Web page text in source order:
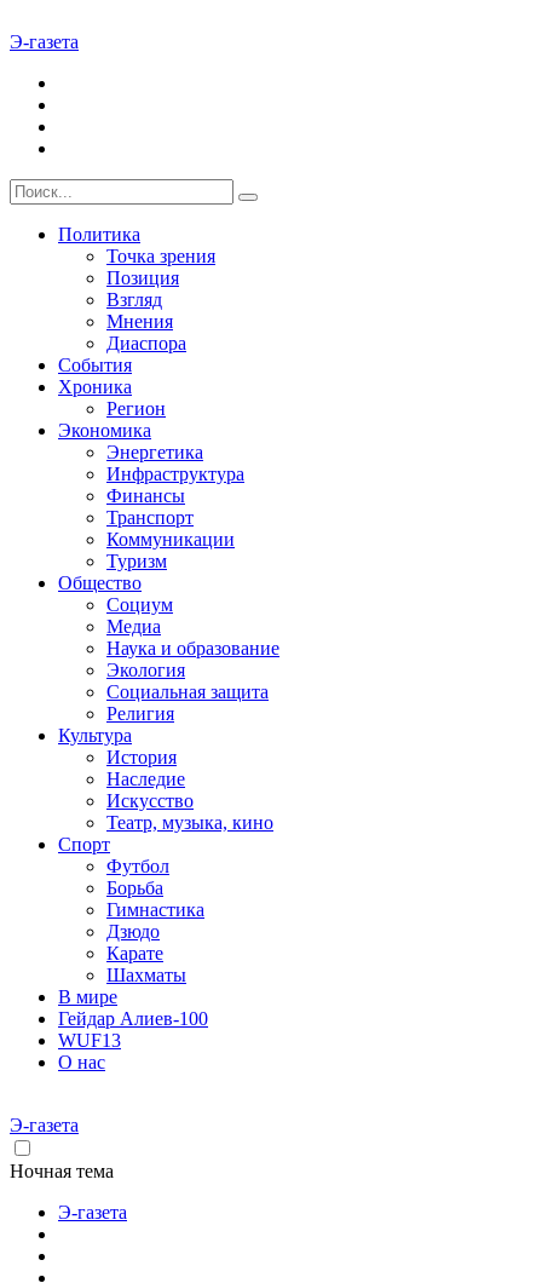
Э-газета
Политика
Точка зрения
Позиция
Взгляд
Мнения
Диаспора
События
Хроника
Регион
Экономика
Энергетика
Инфраструктура
Финансы
Транспорт
Коммуникации
Туризм
Общество
Социум
Медиа
Наука и образование
Экология
Социальная защита
Религия
Культура
История
Наследие
Искусство
Театр, музыка, кино
Спорт
Футбол
Борьба
Гимнастика
Дзюдо
Карате
Шахматы
В мире
Гейдар Алиев-100
WUF13
О нас
Э-газета
Ночная тема
Э-газета